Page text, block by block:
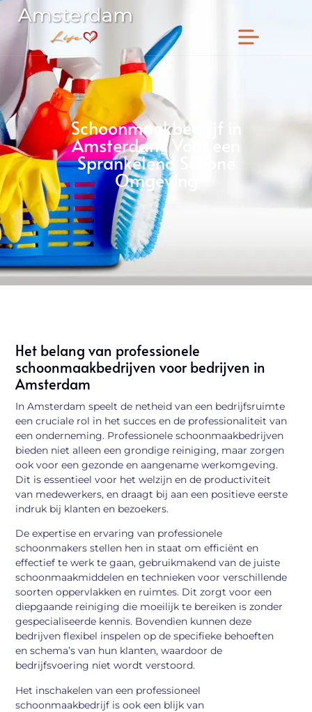
Schoonmaakbedrijf in
Amsterdam: Voor een
Sprankelend Schone
Omgeving
Het belang van professionele
schoonmaakbedrijven voor bedrijven in
Amsterdam
In Amsterdam speelt de netheid van een bedrijfsruimte
een cruciale rol in het succes en de professionaliteit van
een onderneming. Professionele schoonmaakbedrijven
bieden niet alleen een grondige reiniging, maar zorgen
ook voor een gezonde en aangename werkomgeving.
Dit is essentieel voor het welzijn en de productiviteit
van medewerkers, en draagt bij aan een positieve eerste
indruk bij klanten en bezoekers.
De expertise en ervaring van professionele
schoonmakers stellen hen in staat om efficiënt en
effectief te werk te gaan, gebruikmakend van de juiste
schoonmaakmiddelen en technieken voor verschillende
soorten oppervlakken en ruimtes. Dit zorgt voor een
diepgaande reiniging die moeilijk te bereiken is zonder
gespecialiseerde kennis. Bovendien kunnen deze
bedrijven flexibel inspelen op de specifieke behoeften
en schema’s van hun klanten, waardoor de
bedrijfsvoering niet wordt verstoord.
Het inschakelen van een professioneel
schoonmaakbedrijf is ook een blijk van